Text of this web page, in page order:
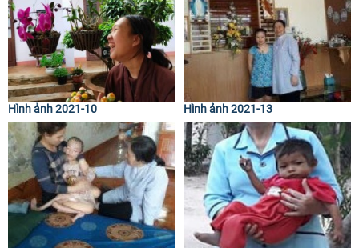
Hình ảnh 2021-10 Hình ảnh 2021-13